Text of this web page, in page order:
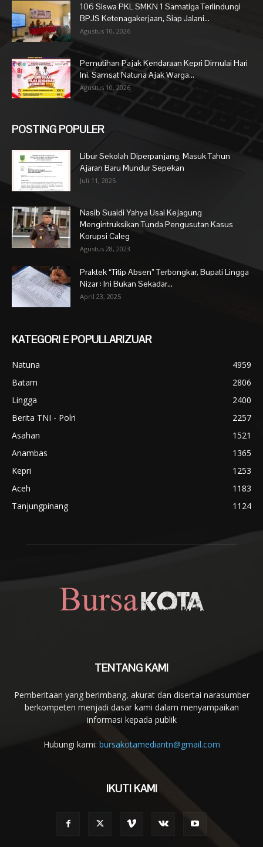
106 Siswa PKL SMKN 1 Samatiga Terlindungi
BPJS Ketenagakerjaan, Siap Jalani...
Agustus 10, 2026
Pemutihan Pajak Kendaraan Kepri Dimulai Hari
Ini, Samsat Natuna Ajak Warga...
Agustus 10, 2026
POSTING POPULER
Libur Sekolah Diperpanjang, Masuk Tahun
Ajaran Baru Mundur Sepekan
Juli 11, 2025
Nasib Suaidi Yahya Usai Kejagung
Mengintruksikan Tunda Pengusutan Kasus
Korupsi Caleg
Agustus 28, 2023
Praktek “Titip Absen” Terbongkar, Bupati Lingga
Nizar : Ini Bukan Sekadar...
April 23, 2025
KATEGORI E POPULLARIZUAR
Natuna
4959
Batam
2806
Lingga
2400
Berita TNI - Polri
2257
Asahan
1521
Anambas
1365
Kepri
1253
Aceh
1183
Tanjungpinang
1124
TENTANG KAMI
Pemberitaan yang berimbang, akurat dan disertai narasumber
berkompeten menjadi dasar kami dalam menyampaikan
informasi kepada publik
Hubungi kami: bursakotamediantn@gmail.com
IKUTI KAMI